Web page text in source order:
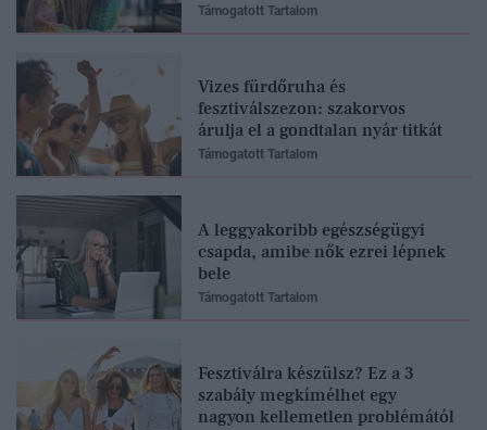
Támogatott Tartalom
Vizes fürdőruha és
fesztiválszezon: szakorvos
árulja el a gondtalan nyár titkát
Támogatott Tartalom
A leggyakoribb egészségügyi
csapda, amibe nők ezrei lépnek
bele
Támogatott Tartalom
Fesztiválra készülsz? Ez a 3
szabály megkímélhet egy
nagyon kellemetlen problémától